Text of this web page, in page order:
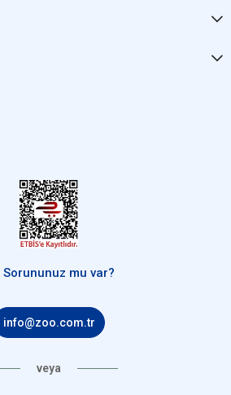
Sorununuz mu var?
info@zoo.com.tr
veya